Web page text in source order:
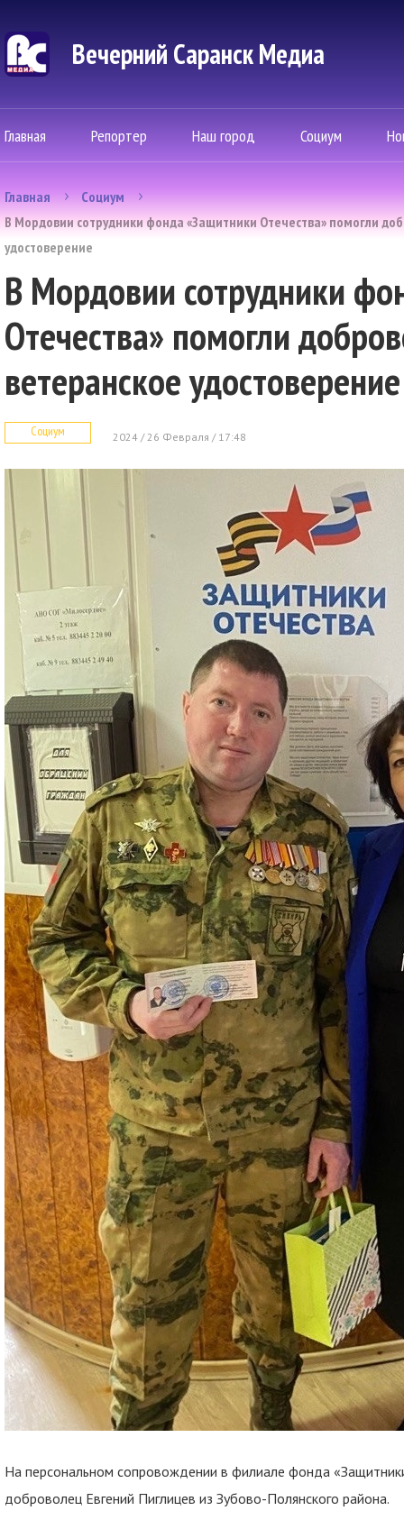
Вечерний Саранск Mедиа
Главная Репортер Наш город Социум
Главная
Социум
В Мордовии сотрудники фонда «Защитники Отечества» помогли
удостоверение
В Мордовии сотрудники
Отечества» помогли
ветеранское удостоверение
Социум 2024 / 26 Февраля / 17:48
На персональном сопровождении в филиале фонда
доброволец Евгений Пиглицев из Зубово-Полянского района.